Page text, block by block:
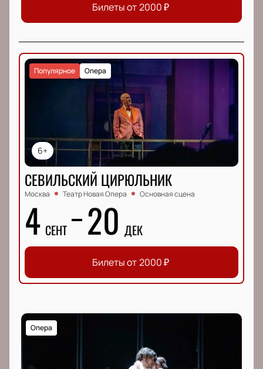
Билеты от 2000₽
6+
Опера
Популярное
СЕВИЛЬСКИЙ ЦИРЮЛЬНИК
Москва Театр Новая Опера Основная сцена
4 СЕНТ 20 ДЕК
Билеты от 2000₽
Опера